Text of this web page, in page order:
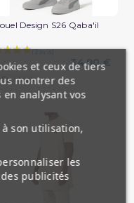
Design S26 Qaba'il
34,90 €
En stock
et ceux de tiers
montrer des
analysant vos
son utilisation,
les
publicités